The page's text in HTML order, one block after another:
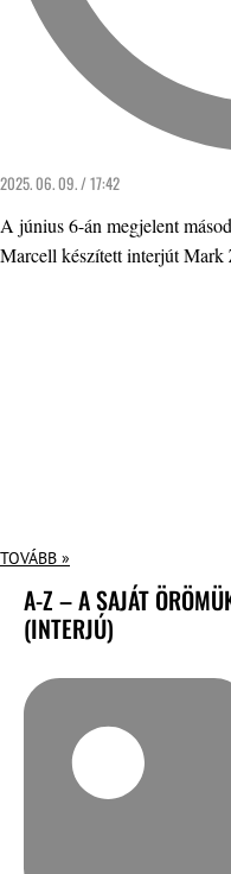
2025. 06. 09. / 17:42
A június 6-án megjelent
Marcell készített interjút Mark
TOVÁBB »
A-Z – A SAJÁT
(INTERJÚ)